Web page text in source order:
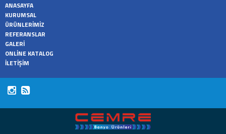
ANASAYFA
KURUMSAL
ÜRÜNLERİMİZ
REFERANSLAR
GALERİ
ONLİNE KATALOG
İLETİŞİM